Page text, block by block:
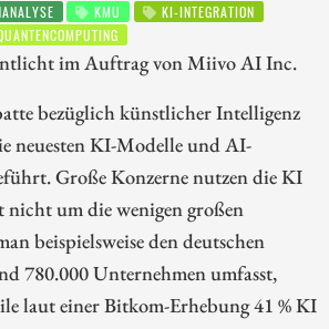
KMU
KI-INTEGRATION
im Auftrag von Miivo AI Inc.
bezüglich künstlicher Intelligenz
neuesten KI-Modelle und AI-
Große Konzerne nutzen die KI
nicht um die wenigen großen
beispielsweise den deutschen
780.000 Unternehmen umfasst,
laut einer Bitkom-Erhebung 41 % KI